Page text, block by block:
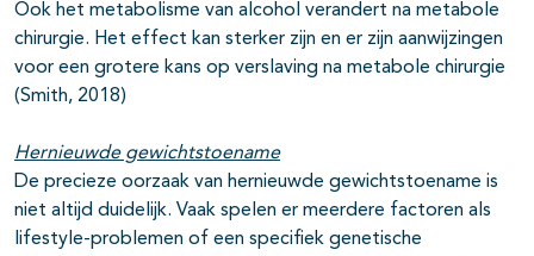
Ook het metabolisme van alcohol verandert na metabole
chirurgie. Het effect kan sterker zijn en er zijn aanwijzingen
voor een grotere kans op verslaving na metabole chirurgie
(Smith, 2018)
Hernieuwde gewichtstoename
De precieze oorzaak van hernieuwde gewichtstoename is
niet altijd duidelijk. Vaak spelen er meerdere factoren als
lifestyle-problemen of een specifiek genetische